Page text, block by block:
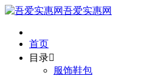
吾爱实惠网
首页
目录
服饰鞋包